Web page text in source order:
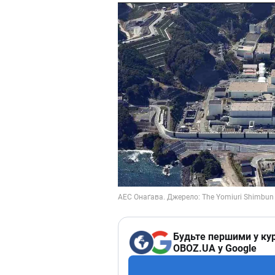
Будьте першими у
OBOZ.UA у Google